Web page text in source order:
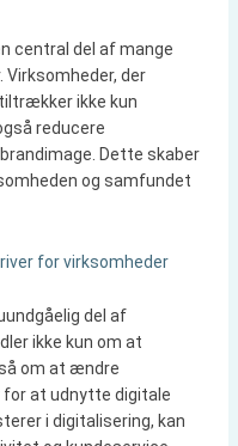
central del af mange
der
ikke kun
reducere
Dette skaber
og samfundet
for virksomheder
del af
ikke kun om at
om at ændre
at udnytte digitale
i digitalisering, kan